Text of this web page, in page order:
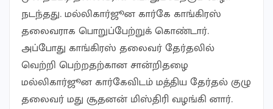
நடந்தது. மல்லிகார்ஜூன கார்கே காங்கிரஸ்
தலைவராக பொறுப்பேற்றுக் கொண்டார்.
அப்போது காங்கிரஸ் தலைவர் தேர்தலில்
வெற்றி பெற்றதற்கான சான்றிதழை
மல்லிகார்ஜூன கார்கேவிடம் மத்திய தேர்தல் குழு
தலைவர் மது சூதனன் மிஸ்திரி வழங்கி னார்.